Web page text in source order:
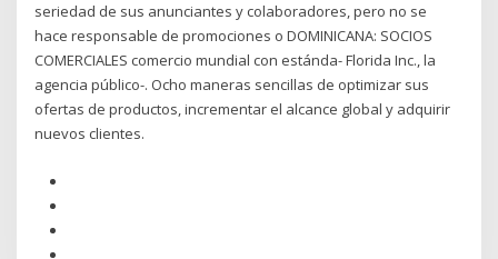
seriedad de sus anunciantes y colaboradores, pero no se
hace responsable de promociones o DOMINICANA: SOCIOS
COMERCIALES comercio mundial con estánda- Florida Inc., la
agencia público-. Ocho maneras sencillas de optimizar sus
ofertas de productos, incrementar el alcance global y adquirir
nuevos clientes.